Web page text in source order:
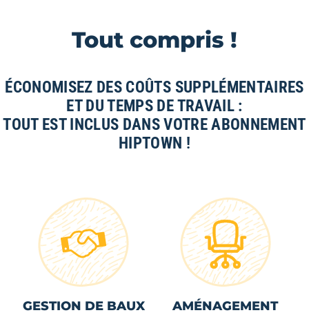
Tout compris !
ÉCONOMISEZ DES COÛTS SUPPLÉMENTAIRES
ET DU TEMPS DE TRAVAIL :
TOUT EST INCLUS DANS VOTRE ABONNEMENT
HIPTOWN !
GESTION DE BAUX AMÉNAGEMENT